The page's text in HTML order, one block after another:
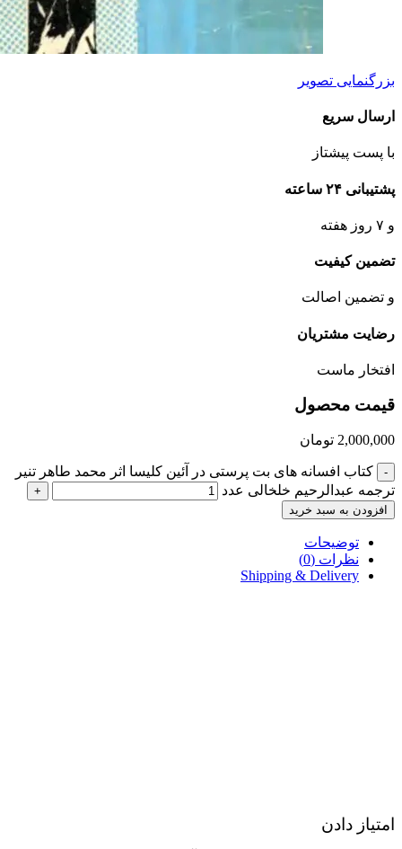
بزرگنمایی تصویر
ارسال سریع
با پست پیشتاز
پشتیبانی ۲۴ ساعته
و ۷ روز هفته
تضمین کیفیت
و تضمین اصالت
رضایت مشتریان
افتخار ماست
قیمت محصول
2,000,000 تومان
-
کتاب افسانه های بت پرستی در آئین کلیسا اثر محمد طاهر تنیر
ترجمه عبدالرحیم خلخالی عدد
+
افزودن به سبد خرید
توضیحات
نظرات (0)
Shipping & Delivery
امتیاز دادن